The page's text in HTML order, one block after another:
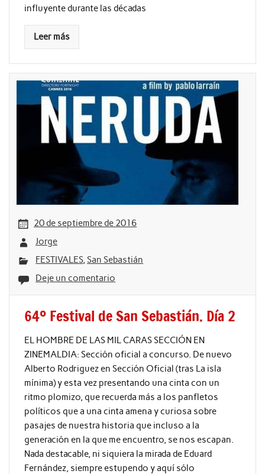
influyente durante las décadas
Leer más
20 de septiembre de 2016
Jorge
FESTIVALES,San Sebastián
Deje un comentario
64º Festival de San Sebastián. Día 2
EL HOMBRE DE LAS MIL CARAS SECCIÓN EN
ZINEMALDIA: Sección oficial a concurso. De nuevo
Alberto Rodriguez en Sección Oficial (tras La isla
mínima) y esta vez presentando una cinta con un
ritmo plomizo, que recuerda más a los panfletos
políticos que a una cinta amena y curiosa sobre
pasajes de nuestra historia que incluso a la
generación en la que me encuentro, se nos escapan.
Nada destacable, ni siquiera la mirada de Eduard
Fernández, siempre estupendo y aquí sólo